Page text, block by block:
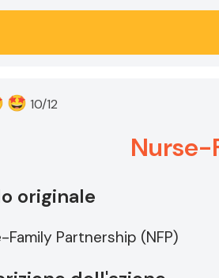
🤩 10/12
Nurse-
originale
Family Partnership (NFP)